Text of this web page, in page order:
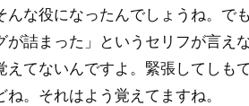
んな役になったんでしょうね。
が詰まった」というセリフが言
えてないんですよ。緊張してしも
。それはよう覚えてますね。